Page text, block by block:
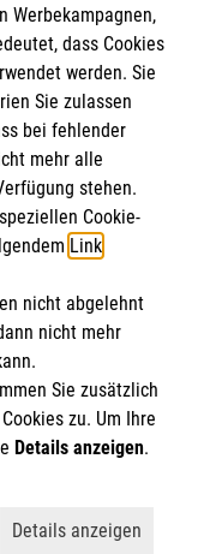
und
Werbekampagnen,
dass Cookies
werden. Sie
Sie zulassen
bei fehlender
mehr alle
stehen.
Cookie-
Link.
nicht abgelehnt
nicht mehr
Sie zusätzlich
zu. Um Ihre
Details anzeigen.
Details anzeigen